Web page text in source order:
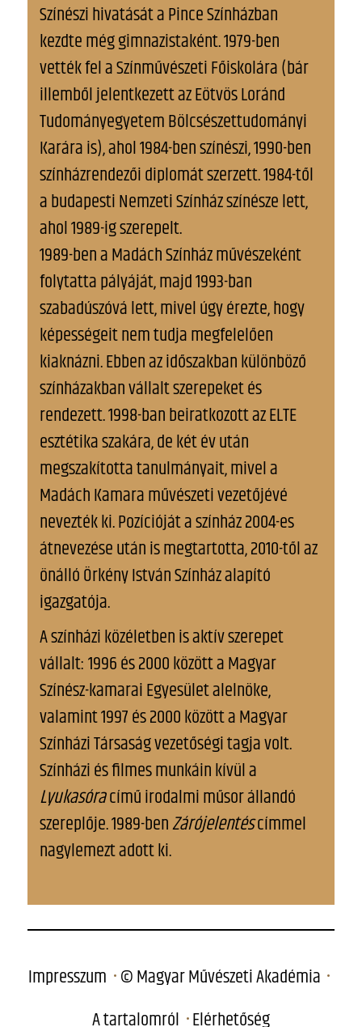
Színészi hivatását a Pince Színházban
kezdte még gimnazistaként. 1979-ben
vették fel a Színművészeti Főiskolára (bár
illemből jelentkezett az Eötvös Loránd
Tudományegyetem Bölcsészettudományi
Karára is), ahol 1984-ben színészi, 1990-ben
színházrendezői diplomát szerzett. 1984-től
a budapesti Nemzeti Színház színésze lett,
ahol 1989-ig szerepelt.
1989-ben a Madách Színház művészeként
folytatta pályáját, majd 1993-ban
szabadúszóvá lett, mivel úgy érezte, hogy
képességeit nem tudja megfelelően
kiaknázni. Ebben az időszakban különböző
színházakban vállalt szerepeket és
rendezett. 1998-ban beiratkozott az ELTE
esztétika szakára, de két év után
megszakította tanulmányait, mivel a
Madách Kamara művészeti vezetőjévé
nevezték ki. Pozícióját a színház 2004-es
átnevezése után is megtartotta, 2010-től az
önálló Örkény István Színház alapító
igazgatója.
A színházi közéletben is aktív szerepet
vállalt: 1996 és 2000 között a Magyar
Színész-kamarai Egyesület alelnöke,
valamint 1997 és 2000 között a Magyar
Színházi Társaság vezetőségi tagja volt.
Színházi és filmes munkáin kívül a
Lyukasóracímű irodalmi műsor állandó
szereplője. 1989-benZárójelentéscímmel
nagylemezt adott ki.
Impresszum © Magyar Művészeti Akadémia
A tartalomról Elérhetőség